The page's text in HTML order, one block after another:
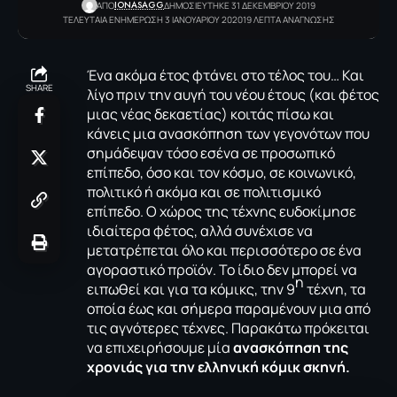
ΑΠΟIONASAGGΔΗΜΟΣΙΕΥΤΗΚΕ 31 ΔΕΚΕΜΒΡΙΟΥ 2019
ΤΕΛΕΥΤΑΙΑ ΕΝΗΜΕΡΩΣΗ 3 ΙΑΝΟΥΑΡΙΟΥ 202019 ΛΕΠΤΑ ΑΝΑΓΝΩΣΗΣ
SHARE
Ένα ακόμα έτος φτάνει στο τέλος του… Και
λίγο πριν την αυγή του νέου έτους (και φέτος
μιας νέας δεκαετίας) κοιτάς πίσω και
κάνεις μια ανασκόπηση των γεγονότων που
σημάδεψαν τόσο εσένα σε προσωπικό
επίπεδο, όσο και τον κόσμο, σε κοινωνικό,
πολιτικό ή ακόμα και σε πολιτισμικό
επίπεδο. Ο χώρος της τέχνης ευδοκίμησε
ιδιαίτερα φέτος, αλλά συνέχισε να
μετατρέπεται όλο και περισσότερο σε ένα
αγοραστικό προϊόν. Το ίδιο δεν μπορεί να
ειπωθεί και για τα κόμικς, την 9ητέχνη, τα
οποία έως και σήμερα παραμένουν μια από
τις αγνότερες τέχνες. Παρακάτω πρόκειται
να επιχειρήσουμε μίαανασκόπηση της
χρονιάς για την ελληνική κόμικ σκηνή.